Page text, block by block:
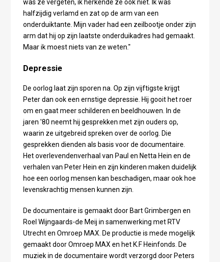
was ze vergeten, ik herkende ze ook niet. Ik was
halfzijdig verlamd en zat op de arm van een
onderduiktante. Mijn vader had een zeilbootje onder zijn
arm dat hij op zijn laatste onderduikadres had gemaakt.
Maar ik moest niets van ze weten."
Depressie
De oorlog laat zijn sporen na. Op zijn vijftigste krijgt
Peter dan ook een ernstige depressie. Hij gooit het roer
om en gaat meer schilderen en beeldhouwen. In de
jaren '80 neemt hij gesprekken met zijn ouders op,
waarin ze uitgebreid spreken over de oorlog. Die
gesprekken dienden als basis voor de documentaire.
Het overlevendenverhaal van Paul en Netta Hein en de
verhalen van Peter Hein en zijn kinderen maken duidelijk
hoe een oorlog mensen kan beschadigen, maar ook hoe
levenskrachtig mensen kunnen zijn.
De documentaire is gemaakt door Bart Grimbergen en
Roel Wijngaards-de Meij in samenwerking met RTV
Utrecht en Omroep MAX. De productie is mede mogelijk
gemaakt door Omroep MAX en het K.F Heinfonds. De
muziek in de documentaire wordt verzorgd door Peters